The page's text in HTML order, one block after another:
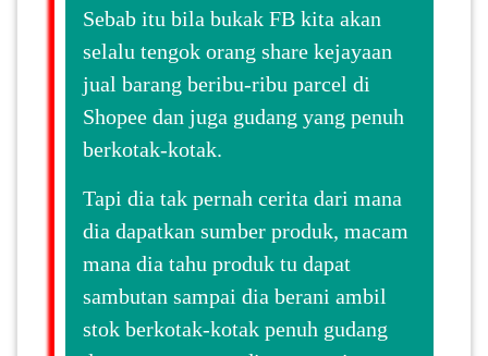
Sebab itu bila bukak FB kita akan
selalu tengok orang share kejayaan
jual barang beribu-ribu parcel di
Shopee dan juga gudang yang penuh
berkotak-kotak.
Tapi dia tak pernah cerita dari mana
dia dapatkan sumber produk, macam
mana dia tahu produk tu dapat
sambutan sampai dia berani ambil
stok berkotak-kotak penuh gudang
PENANG(2)
PERLIS(6)
LUMPUR(16)
PUTRAJAYA(9)
LABUAN(2)